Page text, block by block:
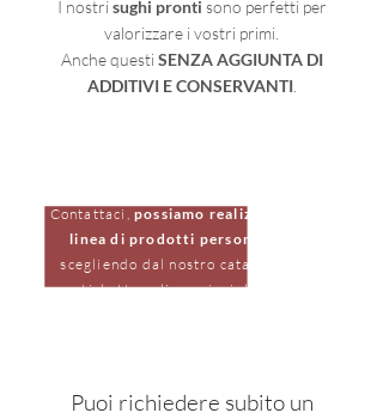
I nostri sughi pronti sono perfetti per
valorizzare i vostri primi.
Anche questi SENZA AGGIUNTA DI
ADDITIVI E CONSERVANTI.
Contattaci,possiamo realizzare la tua
linea di prodotti personalizzata
scegliendo dal nostro catalogo e con
etichette e dimensioni dedicate!
Puoi richiedere subito un